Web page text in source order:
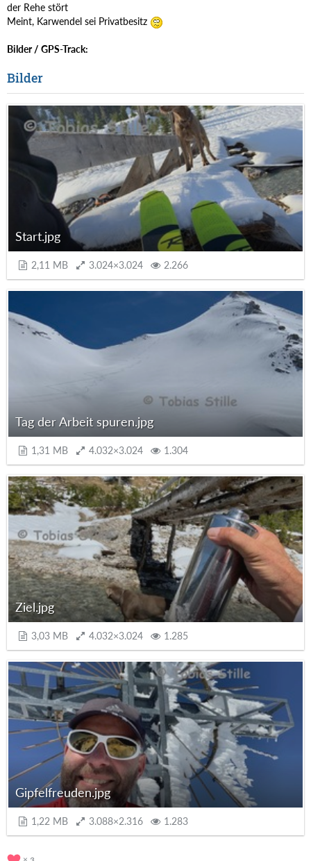
der Rehe stört
Meint, Karwendel sei Privatbesitz
Bilder / GPS-Track:
Bilder
Start.jpg
2,11 MB 3.024×3.024 2.266
Tag der Arbeit spuren.jpg
1,31 MB 4.032×3.024 1.304
Ziel.jpg
3,03 MB 4.032×3.024 1.285
Gipfelfreuden.jpg
1,22 MB 3.088×2.316 1.283